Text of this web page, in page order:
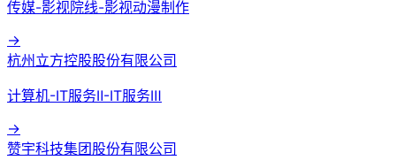
传媒-影视院线-影视动漫制作
→
杭州立方控股股份有限公司
计算机-IT服务Ⅱ-IT服务Ⅲ
→
赞宇科技集团股份有限公司